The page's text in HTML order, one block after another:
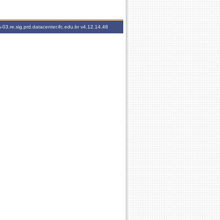
03.re.sig.prd.datacenter.ifc.edu.brv4.12.14.48